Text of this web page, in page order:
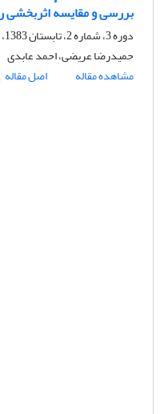
بررسی و مقایسهٔ اثربخشی
دوره 3، شماره 2، تابستان 1383، صفحه
حمیدرضا عریضی، احمد عابدی
مشاهده مقاله
اصل مقاله